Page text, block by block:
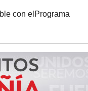
con el Programa